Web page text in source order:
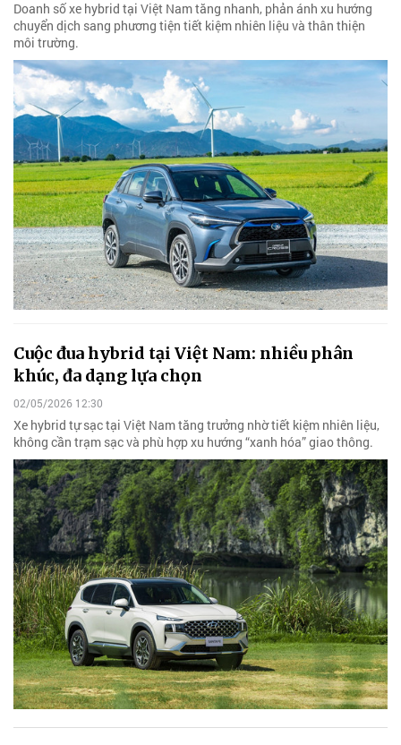
Doanh số xe hybrid tại Việt Nam tăng nhanh, phản ánh xu hướng
chuyển dịch sang phương tiện tiết kiệm nhiên liệu và thân thiện
môi trường.
Cuộc đua hybrid tại Việt Nam: nhiều phân
khúc, đa dạng lựa chọn
02/05/2026 12:30
Xe hybrid tự sạc tại Việt Nam tăng trưởng nhờ tiết kiệm nhiên liệu,
không cần trạm sạc và phù hợp xu hướng “xanh hóa” giao thông.